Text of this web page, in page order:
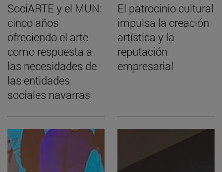
SociARTE y el MUN:
cinco años
ofreciendo el arte
como respuesta a
las necesidades de
las entidades
sociales navarras
El patrocinio cultural
impulsa la creación
artística y la
reputación
empresarial